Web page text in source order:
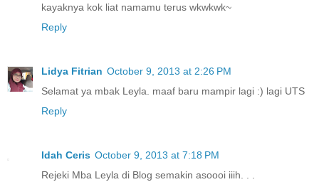
kayaknya kok liat namamu terus wkwkwk~
Reply
Lidya Fitrian October 9, 2013 at 2:26 PM
Selamat ya mbak Leyla. maaf baru mampir lagi :) lagi UTS
Reply
Idah Ceris October 9, 2013 at 7:18 PM
Rejeki Mba Leyla di Blog semakin asoooi iiih. . .